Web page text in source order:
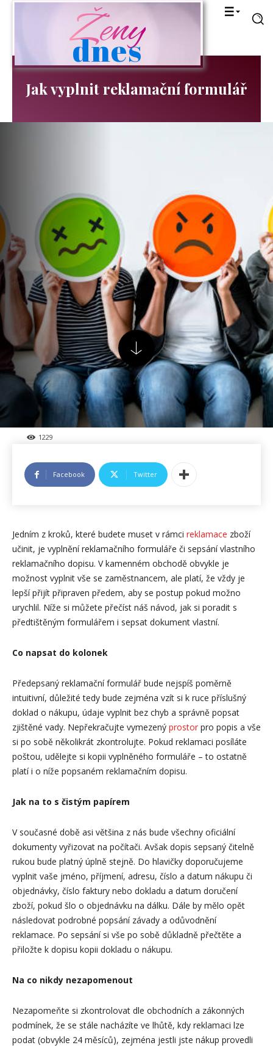
Ženy
dnes
Jak vyplnit reklamační formulář
1229
Facebook Twitter
Jedním z kroků, které budete muset v rámci reklamace zboží
učinit, je vyplnění reklamačního formuláře či sepsání vlastního
reklamačního dopisu. V kamenném obchodě obvykle je
možnost vyplnit vše se zaměstnancem, ale platí, že vždy je
lepší přijít připraven předem, aby se postup pokud možno
urychlil. Níže si můžete přečíst náš návod, jak si poradit s
předtištěným formulářem i sepsat dokument vlastní.
Co napsat do kolonek
Předepsaný reklamační formulář bude nejspíš poměrně
intuitivní, důležité tedy bude zejména vzít si k ruce příslušný
doklad o nákupu, údaje vyplnit bez chyb a správně popsat
zjištěné vady. Nepřekračujte vymezený prostor pro popis a vše
si po sobě několikrát zkontrolujte. Pokud reklamaci posíláte
poštou, udělejte si kopii vyplněného formuláře – to ostatně
platí i o níže popsaném reklamačním dopisu.
Jak na to s čistým papírem
V současné době asi většina z nás bude všechny oficiální
dokumenty vyřizovat na počítači. Avšak dopis sepsaný čitelně
rukou bude platný úplně stejně. Do hlavičky doporučujeme
vyplnit vaše jméno, příjmení, adresu, číslo a datum nákupu či
objednávky, číslo faktury nebo dokladu a datum doručení
zboží, pokud šlo o objednávku na dálku. Dále by mělo opět
následovat podrobné popsání závady a odůvodnění
reklamace. Po sepsání si vše po sobě důkladně přečtěte a
přiložte k dopisu kopii dokladu o nákupu.
Na co nikdy nezapomenout
Nezapomeňte si zkontrolovat dle obchodních a zákonných
podmínek, že se stále nacházíte ve lhůtě, kdy reklamaci lze
podat (obvykle 24 měsíců), zejména jestli jste nákup provedli